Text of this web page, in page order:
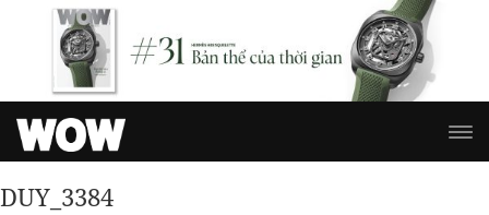
DUY_3384